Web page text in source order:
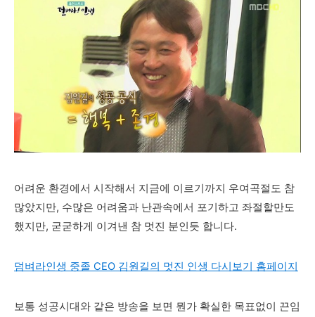
어려운 환경에서 시작해서 지금에 이르기까지 우여곡절도 참
많았지만, 수많은 어려움과 난관속에서 포기하고 좌절할만도
했지만, 굳굳하게 이겨낸 참 멋진 분인듯 합니다.
덤벼라인생 중졸 CEO 김원길의 멋진 인생 다시보기 홈페이지
보통 성공시대와 같은 방송을 보면 뭔가 확실한 목표없이 끈임